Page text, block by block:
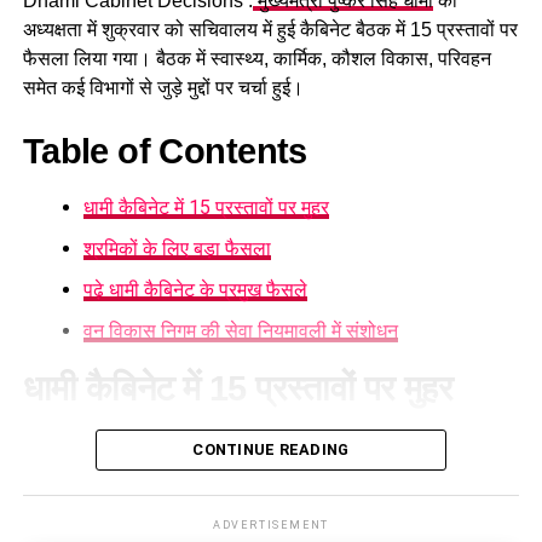
परिस्थिति में हुई और टक्कर के समय वाहन की गति कितनी थी, इन सभी
पहलुओं की जांच की जा रही है।
अध्यक्षता में शुक्रवार को सचिवालय में हुई कैबिनेट बैठक में 15 प्रस्तावों पर
फैसला लिया गया। बैठक में स्वास्थ्य, कार्मिक, कौशल विकास, परिवहन
समेत कई विभागों से जुड़े मुद्दों पर चर्चा हुई।
Table of Contents
धामी कैबिनेट में 15 प्रस्तावों पर मुहर
श्रमिकों के लिए बड़ा फैसला
पढ़े धामी कैबिनेट के प्रमुख फैसले
वन विकास निगम की सेवा नियमावली में संशोधन
आज हुई कैबिनेट की बैठक में 15 प्रस्तावों पर मुहर लगी है। कैबिनेट ने
गोपालन योजना में सामान्य वर्ग को भी शामिल करने का निर्णय लिया है।
पात्र लोगों को सब्सिडी मिलेगी और वे गाय या भैंस खरीद सकेंगे।
CONTINUE READING
ADVERTISEMENT